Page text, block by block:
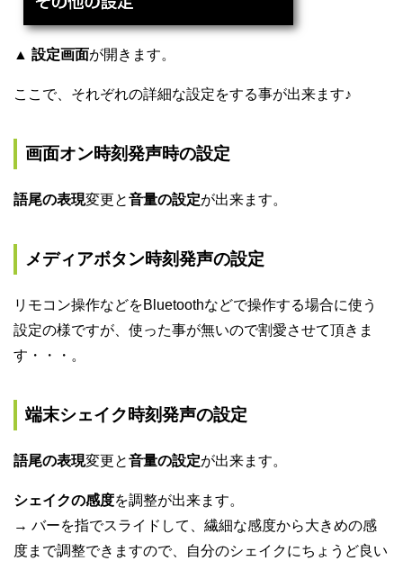
▲ 設定画面が開きます。
ここで、それぞれの詳細な設定をする事が出来ます♪
画面オン時刻発声時の設定
語尾の表現変更と音量の設定が出来ます。
メディアボタン時刻発声の設定
リモコン操作などをBluetoothなどで操作する場合に使う
設定の様ですが、使った事が無いので割愛させて頂きま
す・・・。
端末シェイク時刻発声の設定
語尾の表現変更と音量の設定が出来ます。
シェイクの感度を調整が出来ます。
→ バーを指でスライドして、繊細な感度から大きめの感
度まで調整できますので、自分のシェイクにちょうど良い